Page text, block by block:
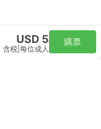
USD 5
含税 每位成人
購票